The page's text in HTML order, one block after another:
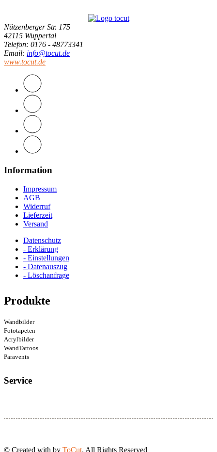
Nützenberger Str. 175
42115 Wuppertal
Telefon: 0176 - 48773341
Email: info@tocut.de
www.tocut.de
Information
Impressum
AGB
Widerruf
Lieferzeit
Versand
Datenschutz
- Erklärung
- Einstellungen
- Datenauszug
- Löschanfrage
Produkte
Wandbilder
Fototapeten
Acrylbilder
WandTattoos
Paravents
Service
© Created with by ToCut. All Rights Reserved